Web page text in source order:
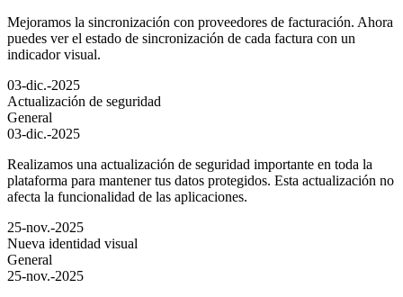
Mejoramos la sincronización con proveedores de facturación. Ahora
puedes ver el estado de sincronización de cada factura con un
indicador visual.
03-dic.-2025
Actualización de seguridad
General
03-dic.-2025
Realizamos una actualización de seguridad importante en toda la
plataforma para mantener tus datos protegidos. Esta actualización no
afecta la funcionalidad de las aplicaciones.
25-nov.-2025
Nueva identidad visual
General
25-nov.-2025